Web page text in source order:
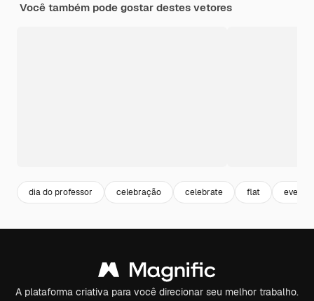
Você também pode gostar destes vetores
dia do professor celebração celebrate flat evento
A plataforma criativa para você direcionar seu melhor trabalho.